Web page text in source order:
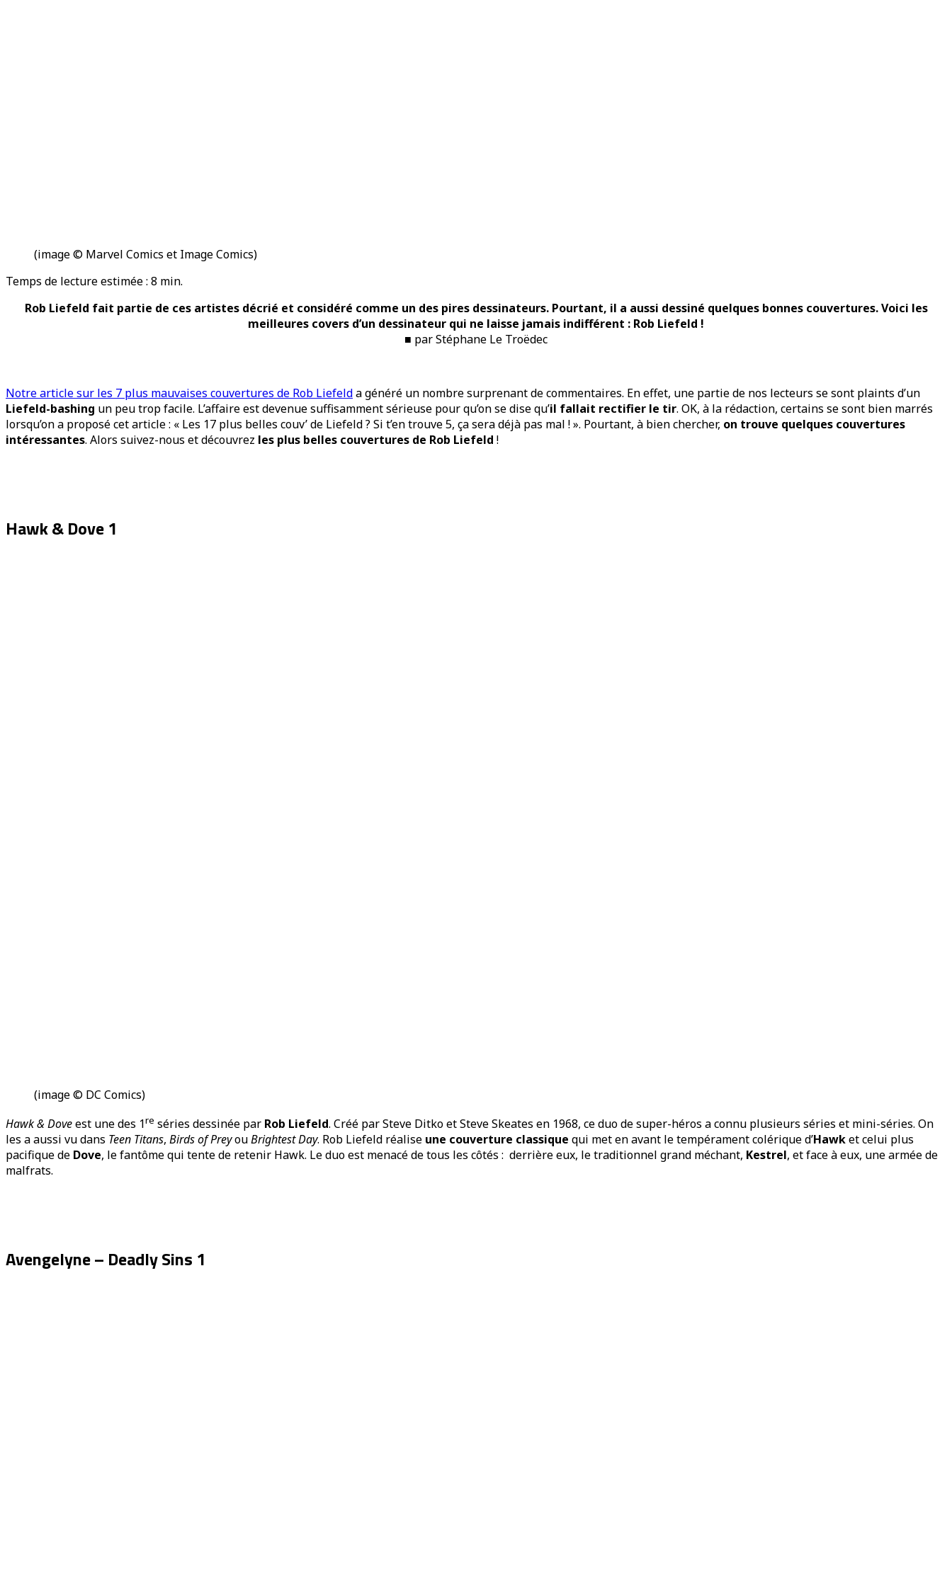
(image © Marvel Comics et Image Comics)
Temps de lecture estimée : 8 min.
Rob Liefeld fait partie de ces artistes décrié et considéré comme un des pires dessinateurs. Pourtant, il a aussi dessiné quelques bonnes couvertures. Voici les
meilleures covers d’un dessinateur qui ne laisse jamais indifférent : Rob Liefeld !
■ par Stéphane Le Troëdec
Notre article sur les 7 plus mauvaises couvertures de Rob Liefelda généré un nombre surprenant de commentaires. En effet, une partie de nos lecteurs se sont plaints d’un
Liefeld-bashing un peu trop facile. L’affaire est devenue suffisamment sérieuse pour qu’on se dise qu’il fallait rectifier le tir. OK, à la rédaction, certains se sont bien marrés
lorsqu’on a proposé cet article : « Les 17 plus belles couv’ de Liefeld ? Si t’en trouve 5, ça sera déjà pas mal ! ». Pourtant, à bien chercher, on trouve quelques couvertures
intéressantes. Alors suivez-nous et découvrez les plus belles couvertures de Rob Liefeld !
Hawk & Dove 1
(image © DC Comics)
Hawk & Doveest une des 1re séries dessinée par Rob Liefeld. Créé par Steve Ditko et Steve Skeates en 1968, ce duo de super-héros a connu plusieurs séries et mini-séries. On
les a aussi vu dans Teen Titans, Birds of PreyouBrightest Day. Rob Liefeld réalise une couverture classique qui met en avant le tempérament colérique d’Hawket celui plus
pacifique de Dove, le fantôme qui tente de retenir Hawk. Le duo est menacé de tous les côtés : derrière eux, le traditionnel grand méchant, Kestrel, et face à eux, une armée de
malfrats.
Avengelyne – Deadly Sins 1